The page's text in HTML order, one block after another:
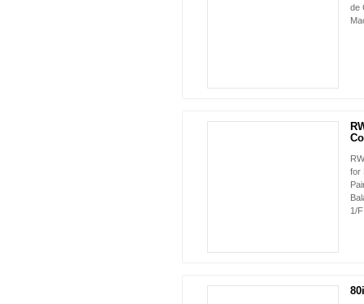
de
for
1/